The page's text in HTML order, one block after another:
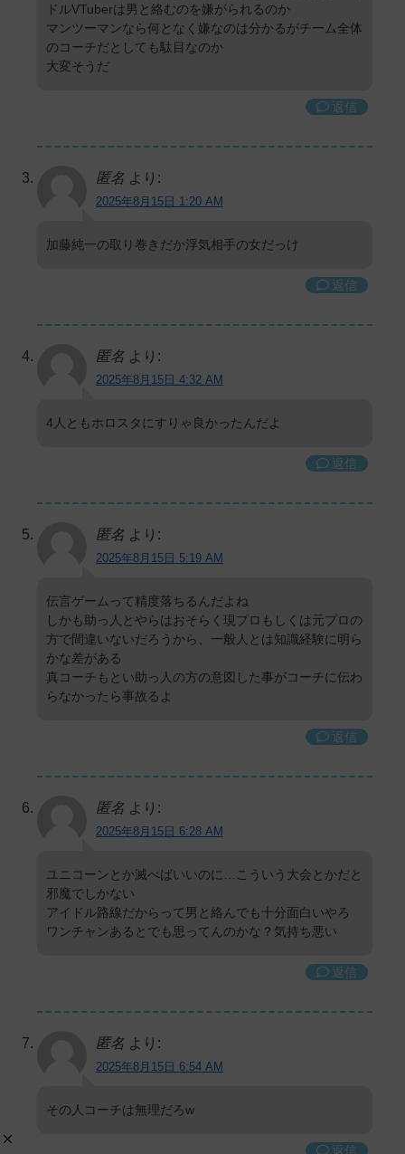
ドルVTuberは男と絡むのを嫌がられるのか
マンツーマンなら何となく嫌なのは分かるがチーム全体
のコーチだとしても駄目なのか
大変そうだ
返信
匿名 より:
2025年8月15日 1:20 AM
加藤純一の取り巻きだか浮気相手の女だっけ
返信
匿名 より:
2025年8月15日 4:32 AM
4人ともホロスタにすりゃ良かったんだよ
返信
匿名 より:
2025年8月15日 5:19 AM
伝言ゲームって精度落ちるんだよね
しかも助っ人とやらはおそらく現プロもしくは元プロの
方で間違いないだろうから、一般人とは知識経験に明ら
かな差がある
真コーチもとい助っ人の方の意図した事がコーチに伝わ
らなかったら事故るよ
返信
匿名 より:
2025年8月15日 6:28 AM
ユニコーンとか滅べばいいのに…こういう大会とかだと
邪魔でしかない
アイドル路線だからって男と絡んでも十分面白いやろ
ワンチャンあるとでも思ってんのかな？気持ち悪い
返信
匿名 より:
2025年8月15日 6:54 AM
その人コーチは無理だろw
返信